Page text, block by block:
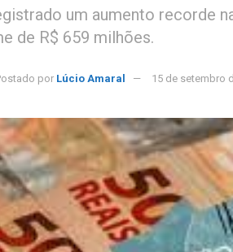
um aumento recorde
de R$ 659 milhões.
por Lúcio Amaral 15 de setembro